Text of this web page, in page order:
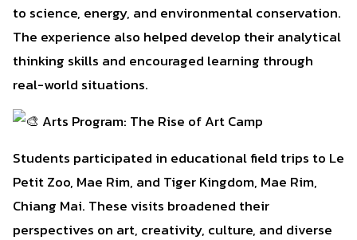
to science, energy, and environmental conservation.
The experience also helped develop their analytical
thinking skills and encouraged learning through
real-world situations.
Arts Program: The Rise of Art Camp
Students participated in educational field trips to Le
Petit Zoo, Mae Rim, and Tiger Kingdom, Mae Rim,
Chiang Mai. These visits broadened their
perspectives on art, creativity, culture, and diverse